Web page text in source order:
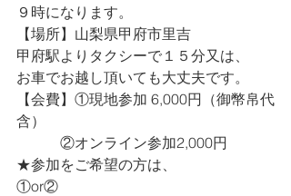
９時になります。
【場所】山梨県甲府市里吉
甲府駅よりタクシーで１５分又は、
お車でお越し頂いても大丈夫です。
【会費】①現地参加 6,000円（御幣帛代
含）
②オンライン参加2,000円
★参加をご希望の方は、
①or②